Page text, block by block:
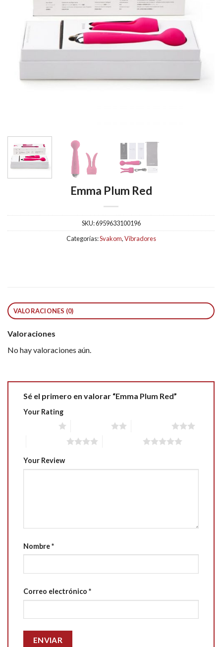
Emma Plum Red
SKU:6959633100196
Categorías:Svakom,Vibradores
VALORACIONES (0)
Valoraciones
No hay valoraciones aún.
Sé el primero en valorar “Emma Plum Red”
Your Rating
Your Review
Nombre*
Correo electrónico *